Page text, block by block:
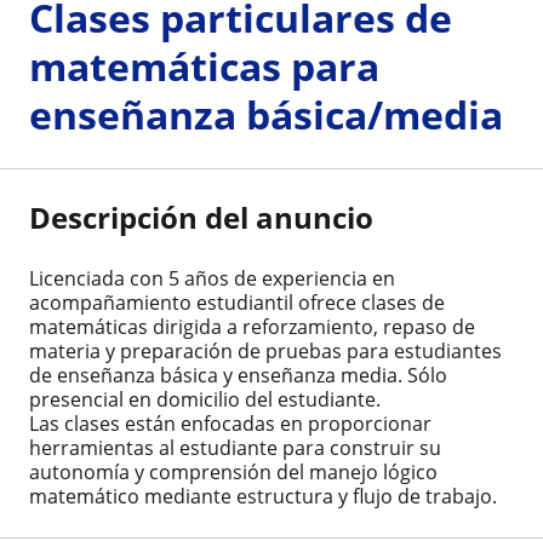
Clases particulares de
matemáticas para
enseñanza básica/media
Descripción del anuncio
Licenciada con 5 años de experiencia en
acompañamiento estudiantil ofrece clases de
matemáticas dirigida a reforzamiento, repaso de
materia y preparación de pruebas para estudiantes
de enseñanza básica y enseñanza media. Sólo
presencial en domicilio del estudiante.
Las clases están enfocadas en proporcionar
herramientas al estudiante para construir su
autonomía y comprensión del manejo lógico
matemático mediante estructura y flujo de trabajo.